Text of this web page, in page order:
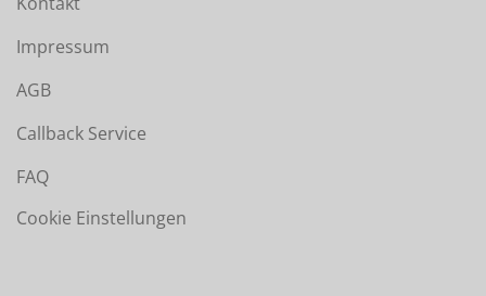
Impressum
AGB
Callback Service
FAQ
Cookie Einstellungen